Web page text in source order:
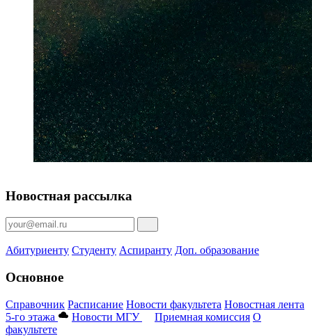
Новостная рассылка
Абитуриенту Студенту Аспиранту Доп. образование
Основное
Справочник Расписание Новости факультета Новостная лента
5-го этажа
Новости МГУ Приемная комиссия О
факультете